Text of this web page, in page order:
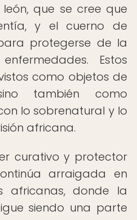
que se cree que
y el cuerno de
protegerse de la
Estos
como objetos de
también como
lo sobrenatural y lo
africana.
curativo y protector
arraigada en
africanas, donde la
siendo una parte